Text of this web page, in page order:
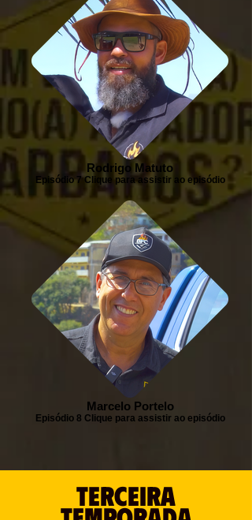
Rodrigo Matuto
Episódio 7 Clique para assistir ao episódio
Marcelo Portelo
Episódio 8 Clique para assistir ao episódio
TERCEIRA